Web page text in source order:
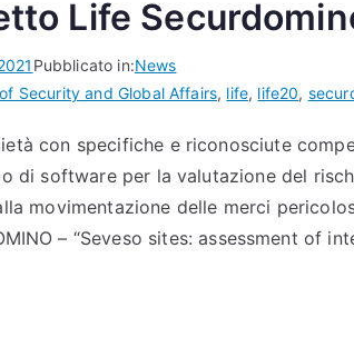
Life
Pubblicato in:News
Security and Global Affairs, life, life20,
con specifiche e riconosciute
di software per la valutazione del
movimentazione delle merci
– “Seveso sites: assessment of